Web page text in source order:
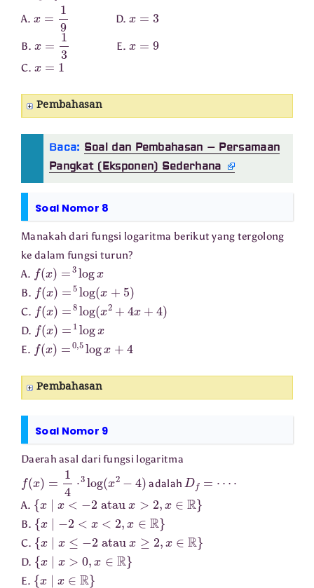
A.
D.
B. E.
C.
Pembahasan
Baca: Soal dan Pembahasan – Persamaan
Pangkat (Eksponen) Sederhana
Soal Nomor 8
Manakah dari fungsi logaritma berikut yang tergolong
ke dalam fungsi turun?
A.
f(x )= logx
B. f(x )= log (x+ )
C. f(x )= log (x2 + 4 + )
D. f(x )= log x
E. f(x )= ,5log 4
Pembahasan
Soal Nomor 9
Daerah asal dari fungsi logaritma
f(x )= ⋅3 log 2 −4 adalahD
A. {x x <− atau ∈R
B. {x ∣− < ∈R
C. {x x 2 atau x ∈R
D. {x x x∈
E. {x x }